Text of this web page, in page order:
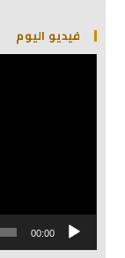
فيديو اليوم
مشغل
00:00